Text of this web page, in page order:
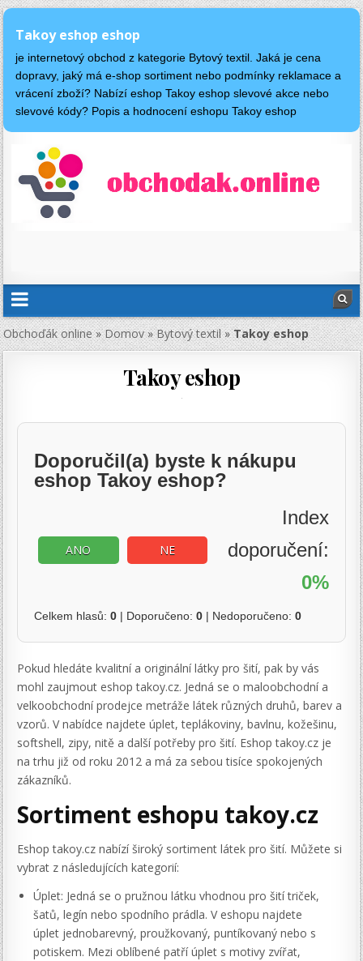
Takoy eshop eshop
je internetový obchod z kategorie Bytový textil. Jaká je cena
dopravy, jaký má e-shop sortiment nebo podmínky reklamace a
vrácení zboží? Nabízí eshop Takoy eshop slevové akce nebo
slevové kódy? Popis a hodnocení eshopu Takoy eshop
Obchoďák online»Domov»Bytový textil»Takoy eshop
Takoy eshop
Doporučil(a) byste k nákupu
eshop Takoy eshop?
ANO NE
Index
doporučení:
0%
Celkem hlasů:0 | Doporučeno:0 | Nedoporučeno:0
Pokud hledáte kvalitní a originální látky pro šití, pak by vás
mohl zaujmout eshop takoy.cz. Jedná se o maloobchodní a
velkoobchodní prodejce metráže látek různých druhů, barev a
vzorů. V nabídce najdete úplet, teplákoviny, bavlnu, kožešinu,
softshell, zipy, nitě a další potřeby pro šití. Eshop takoy.cz je
na trhu již od roku 2012 a má za sebou tisíce spokojených
zákazníků.
Sortiment eshopu takoy.cz
Eshop takoy.cz nabízí široký sortiment látek pro šití. Můžete si
vybrat z následujících kategorií:
Úplet: Jedná se o pružnou látku vhodnou pro šití triček,
šatů, legín nebo spodního prádla. V eshopu najdete
úplet jednobarevný, proužkovaný, puntíkovaný nebo s
potiskem. Mezi oblíbené patří úplet s motivy zvířat,